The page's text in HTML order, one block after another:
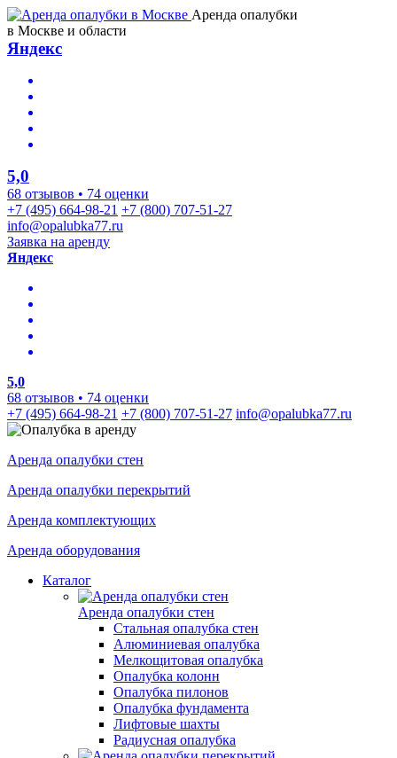
Аренда опалубки
в Москве и области
Яндекс
5,0
68 отзывов • 74 оценки
+7 (495) 664-98-21 +7 (800) 707-51-27
info@opalubka77.ru
Заявка на аренду
Яндекс
5,0
68 отзывов • 74 оценки
+7 (495) 664-98-21 +7 (800) 707-51-27 info@opalubka77.ru
Аренда опалубки стен
Аренда опалубки перекрытий
Аренда комплектующих
Аренда оборудования
Каталог
Аренда опалубки стен
Стальная опалубка стен
Алюминиевая опалубка
Мелкощитовая опалубка
Опалубка колонн
Опалубка пилонов
Опалубка фундамента
Лифтовые шахты
Радиусная опалубка